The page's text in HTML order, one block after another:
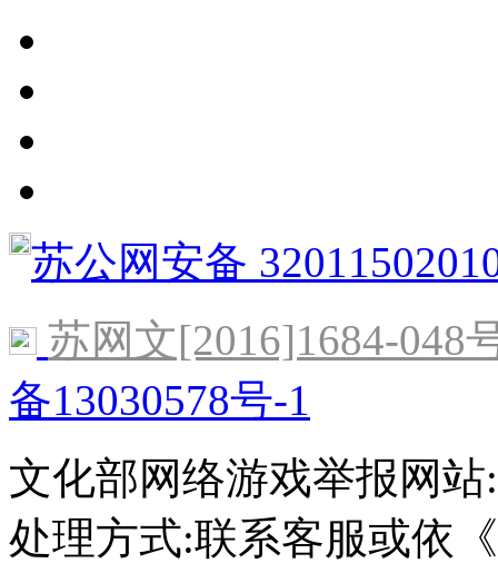
苏公网安备
苏网文[2016]1684-048
备13030578号-1
文化部网络游戏举报网站
处理方式:联系客服或依